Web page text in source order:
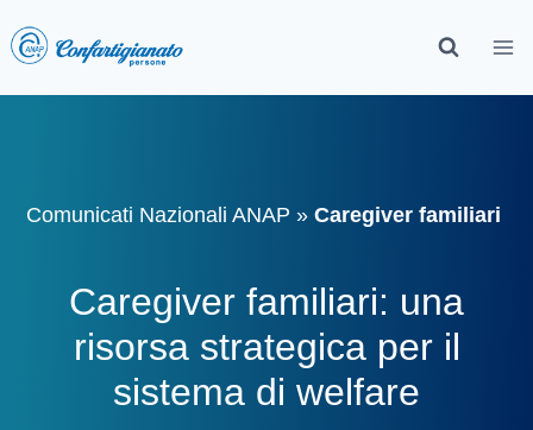
Comunicati Nazionali ANAP »Caregiver familiari
Caregiver familiari: una
risorsa strategica per il
sistema di welfare